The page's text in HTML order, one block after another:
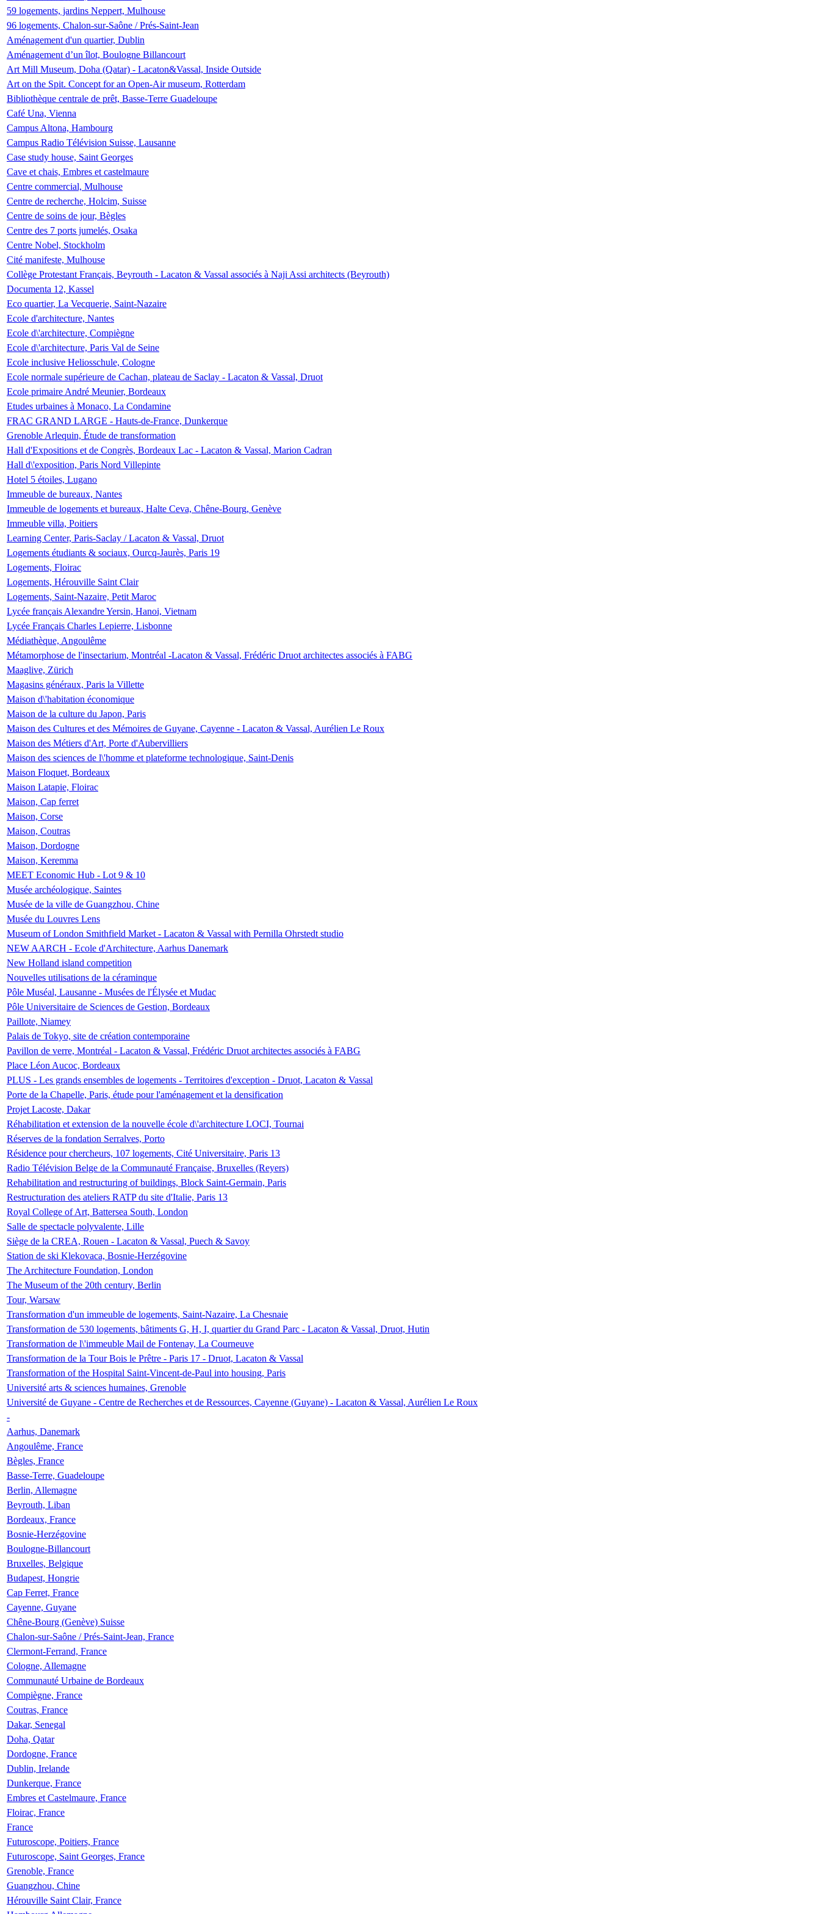
59 logements, jardins Neppert, Mulhouse
96 logements, Chalon-sur-Saône / Prés-Saint-Jean
Aménagement d'un quartier, Dublin
Aménagement d’un îlot, Boulogne Billancourt
Art Mill Museum, Doha (Qatar) - Lacaton&Vassal, Inside Outside
Art on the Spit. Concept for an Open-Air museum, Rotterdam
Bibliothèque centrale de prêt, Basse-Terre Guadeloupe
Café Una, Vienna
Campus Altona, Hambourg
Campus Radio Télévision Suisse, Lausanne
Case study house, Saint Georges
Cave et chais, Embres et castelmaure
Centre commercial, Mulhouse
Centre de recherche, Holcim, Suisse
Centre de soins de jour, Bègles
Centre des 7 ports jumelés, Osaka
Centre Nobel, Stockholm
Cité manifeste, Mulhouse
Collège Protestant Français, Beyrouth - Lacaton & Vassal associés à Naji Assi architects (Beyrouth)
Documenta 12, Kassel
Eco quartier, La Vecquerie, Saint-Nazaire
Ecole d'architecture, Nantes
Ecole d\'architecture, Compiègne
Ecole d\'architecture, Paris Val de Seine
Ecole inclusive Heliosschule, Cologne
Ecole normale supérieure de Cachan, plateau de Saclay - Lacaton & Vassal, Druot
Ecole primaire André Meunier, Bordeaux
Etudes urbaines à Monaco, La Condamine
FRAC GRAND LARGE - Hauts-de-France, Dunkerque
Grenoble Arlequin, Étude de transformation
Hall d'Expositions et de Congrès, Bordeaux Lac - Lacaton & Vassal, Marion Cadran
Hall d\'exposition, Paris Nord Villepinte
Hotel 5 étoiles, Lugano
Immeuble de bureaux, Nantes
Immeuble de logements et bureaux, Halte Ceva, Chêne-Bourg, Genève
Immeuble villa, Poitiers
Learning Center, Paris-Saclay / Lacaton & Vassal, Druot
Logements étudiants & sociaux, Ourcq-Jaurès, Paris 19
Logements, Floirac
Logements, Hérouville Saint Clair
Logements, Saint-Nazaire, Petit Maroc
Lycée français Alexandre Yersin, Hanoi, Vietnam
Lycée Français Charles Lepierre, Lisbonne
Médiathèque, Angoulême
Métamorphose de l'insectarium, Montréal -Lacaton & Vassal, Frédéric Druot architectes associés à FABG
Maaglive, Zürich
Magasins généraux, Paris la Villette
Maison d\'habitation économique
Maison de la culture du Japon, Paris
Maison des Cultures et des Mémoires de Guyane, Cayenne - Lacaton & Vassal, Aurélien Le Roux
Maison des Métiers d'Art, Porte d'Aubervilliers
Maison des sciences de l\'homme et plateforme technologique, Saint-Denis
Maison Floquet, Bordeaux
Maison Latapie, Floirac
Maison, Cap ferret
Maison, Corse
Maison, Coutras
Maison, Dordogne
Maison, Keremma
MEET Economic Hub - Lot 9 & 10
Musée archéologique, Saintes
Musée de la ville de Guangzhou, Chine
Musée du Louvres Lens
Museum of London Smithfield Market - Lacaton & Vassal with Pernilla Ohrstedt studio
NEW AARCH - Ecole d'Architecture, Aarhus Danemark
New Holland island competition
Nouvelles utilisations de la céraminque
Pôle Muséal, Lausanne - Musées de l'Élysée et Mudac
Pôle Universitaire de Sciences de Gestion, Bordeaux
Paillote, Niamey
Palais de Tokyo, site de création contemporaine
Pavillon de verre, Montréal - Lacaton & Vassal, Frédéric Druot architectes associés à FABG
Place Léon Aucoc, Bordeaux
PLUS - Les grands ensembles de logements - Territoires d'exception - Druot, Lacaton & Vassal
Porte de la Chapelle, Paris, étude pour l'aménagement et la densification
Projet Lacoste, Dakar
Réhabilitation et extension de la nouvelle école d\'architecture LOCI, Tournai
Réserves de la fondation Serralves, Porto
Résidence pour chercheurs, 107 logements, Cité Universitaire, Paris 13
Radio Télévision Belge de la Communauté Française, Bruxelles (Reyers)
Rehabilitation and restructuring of buildings, Block Saint-Germain, Paris
Restructuration des ateliers RATP du site d'Italie, Paris 13
Royal College of Art, Battersea South, London
Salle de spectacle polyvalente, Lille
Siège de la CREA, Rouen - Lacaton & Vassal, Puech & Savoy
Station de ski Klekovaca, Bosnie-Herzégovine
The Architecture Foundation, London
The Museum of the 20th century, Berlin
Tour, Warsaw
Transformation d'un immeuble de logements, Saint-Nazaire, La Chesnaie
Transformation de 530 logements, bâtiments G, H, I, quartier du Grand Parc - Lacaton & Vassal, Druot, Hutin
Transformation de l\'immeuble Mail de Fontenay, La Courneuve
Transformation de la Tour Bois le Prêtre - Paris 17 - Druot, Lacaton & Vassal
Transformation of the Hospital Saint-Vincent-de-Paul into housing, Paris
Université arts & sciences humaines, Grenoble
Université de Guyane - Centre de Recherches et de Ressources, Cayenne (Guyane) - Lacaton & Vassal, Aurélien Le Roux
-
Aarhus, Danemark
Angoulême, France
Bègles, France
Basse-Terre, Guadeloupe
Berlin, Allemagne
Beyrouth, Liban
Bordeaux, France
Bosnie-Herzégovine
Boulogne-Billancourt
Bruxelles, Belgique
Budapest, Hongrie
Cap Ferret, France
Cayenne, Guyane
Chêne-Bourg (Genève) Suisse
Chalon-sur-Saône / Prés-Saint-Jean, France
Clermont-Ferrand, France
Cologne, Allemagne
Communauté Urbaine de Bordeaux
Compiègne, France
Coutras, France
Dakar, Senegal
Doha, Qatar
Dordogne, France
Dublin, Irelande
Dunkerque, France
Embres et Castelmaure, France
Floirac, France
France
Futuroscope, Poitiers, France
Futuroscope, Saint Georges, France
Grenoble, France
Guangzhou, Chine
Hérouville Saint Clair, France